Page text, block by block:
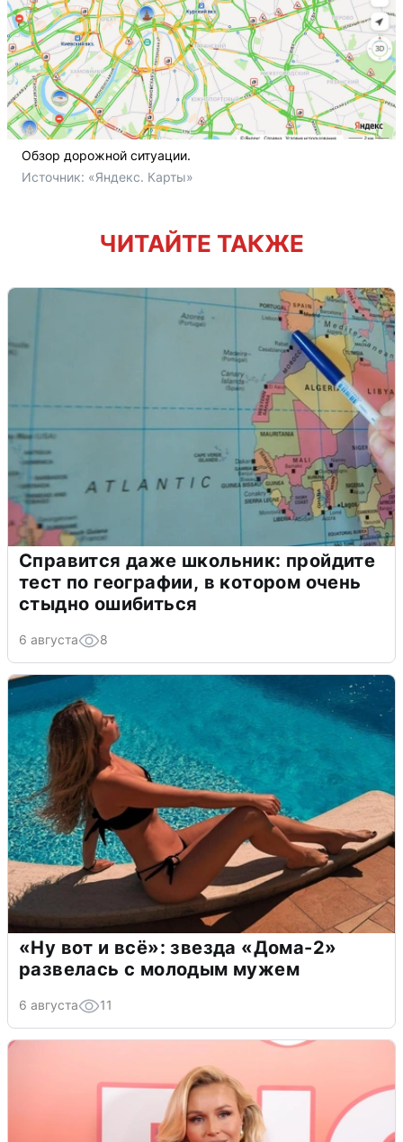
Обзор дорожной ситуации.
Источник: «Яндекс. Карты»
ЧИТАЙТЕ ТАКЖЕ
Справится даже школьник: пройдите
тест по географии, в котором очень
стыдно ошибиться
6 августа 8
«Ну вот и всё»: звезда «Дома-2»
развелась с молодым мужем
6 августа 11